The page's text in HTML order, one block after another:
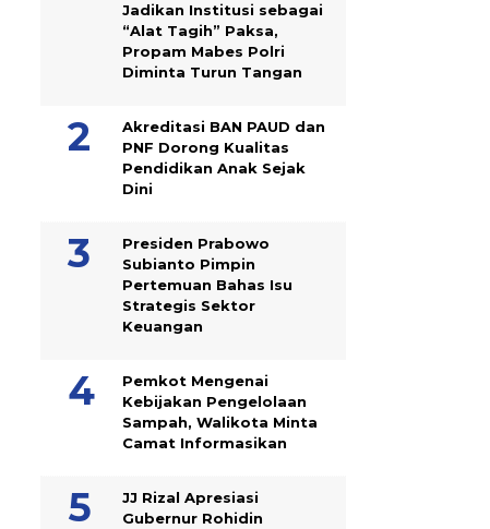
Jadikan Institusi sebagai
“Alat Tagih” Paksa,
Propam Mabes Polri
Diminta Turun Tangan
Akreditasi BAN PAUD dan
PNF Dorong Kualitas
Pendidikan Anak Sejak
Dini
Presiden Prabowo
Subianto Pimpin
Pertemuan Bahas Isu
Strategis Sektor
Keuangan
Pemkot Mengenai
Kebijakan Pengelolaan
Sampah, Walikota Minta
Camat Informasikan
JJ Rizal Apresiasi
Gubernur Rohidin